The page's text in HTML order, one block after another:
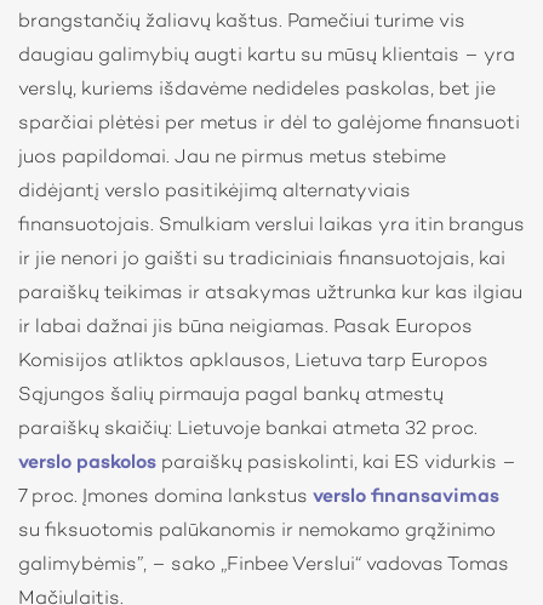
brangstančių žaliavų kaštus. Pamečiui turime vis
daugiau galimybių augti kartu su mūsų klientais – yra
verslų, kuriems išdavėme nedideles paskolas, bet jie
sparčiai plėtėsi per metus ir dėl to galėjome finansuoti
juos papildomai. Jau ne pirmus metus stebime
didėjantį verslo pasitikėjimą alternatyviais
finansuotojais. Smulkiam verslui laikas yra itin brangus
ir jie nenori jo gaišti su tradiciniais finansuotojais, kai
paraiškų teikimas ir atsakymas užtrunka kur kas ilgiau
ir labai dažnai jis būna neigiamas. Pasak Europos
Komisijos atliktos apklausos, Lietuva tarp Europos
Sąjungos šalių pirmauja pagal bankų atmestų
paraiškų skaičių: Lietuvoje bankai atmeta 32 proc.
verslo paskolos paraiškų pasiskolinti, kai ES vidurkis –
7 proc. Įmones domina lankstus verslo finansavimas
su fiksuotomis palūkanomis ir nemokamo grąžinimo
galimybėmis”, – sako „Finbee Verslui“ vadovas Tomas
Mačiulaitis.